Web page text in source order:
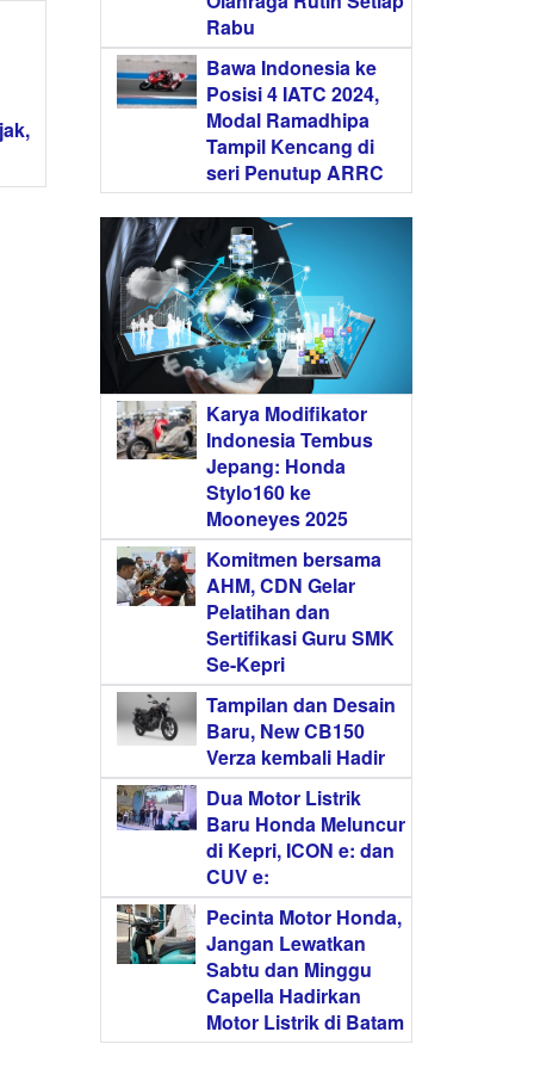
Rabu
Bawa Indonesia ke
Posisi 4 IATC 2024,
Modal Ramadhipa
Tampil Kencang di
seri Penutup ARRC
Karya Modifikator
Indonesia Tembus
Jepang: Honda
Stylo160 ke
Mooneyes 2025
Komitmen bersama
AHM, CDN Gelar
Pelatihan dan
Sertifikasi Guru SMK
Se-Kepri
Tampilan dan Desain
Baru, New CB150
Verza kembali Hadir
Dua Motor Listrik
Baru Honda Meluncur
di Kepri, ICON e: dan
CUV e:
Pecinta Motor Honda,
Jangan Lewatkan
Sabtu dan Minggu
Capella Hadirkan
Motor Listrik di Batam